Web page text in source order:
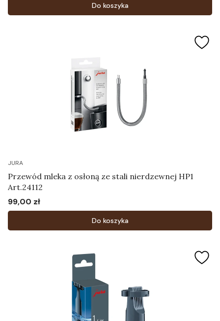
Do koszyka
JURA
Przewód mleka z osłoną ze stali nierdzewnej HP1
Art.24112
Cena
99,00 zł
Do koszyka